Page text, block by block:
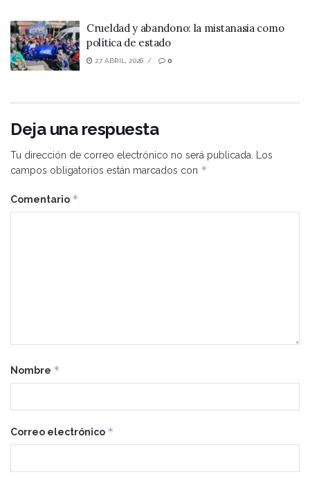
Crueldad y abandono: la mistanasia como
política de estado
27 ABRIL, 2026 0
Deja una respuesta
Tu dirección de correo electrónico no será publicada.
Los
campos obligatorios están marcados con *
Comentario *
Nombre *
Correo electrónico *